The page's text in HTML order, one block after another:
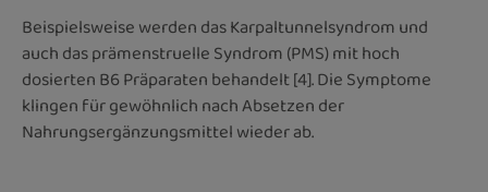
Beispielsweise werden das Karpaltunnelsyndrom und
auch das prämenstruelle Syndrom (PMS) mit hoch
dosierten B6 Präparaten behandelt [4]. Die Symptome
klingen für gewöhnlich nach Absetzen der
Nahrungsergänzungsmittel wieder ab.